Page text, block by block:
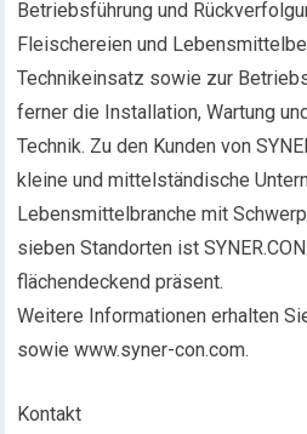
Betriebsführung und
Fleischereien und
Technikeinsatz sowie zur
ferner die Installation, Wartung
Technik. Zu den Kunden von
kleine und mittelständische
Lebensmittelbranche mit
sieben Standorten ist
flächendeckend präsent.
Weitere Informationen erhalten
sowie www.syner-con.com.
Kontakt